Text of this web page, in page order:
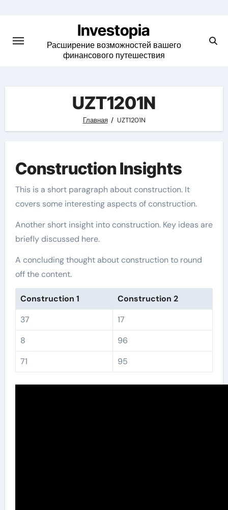
content
Investopia
Расширение возможностей вашего
финансового путешествия
UZT1201N
Главная UZT1201N
Construction Insights
This is a short paragraph about construction. It
covers some interesting aspects of construction.
Another short insight into construction. Key ideas are
briefly discussed here.
A concluding thought about construction to round
off the content.
Construction 1
Construction 2
37
17
8
96
71
95